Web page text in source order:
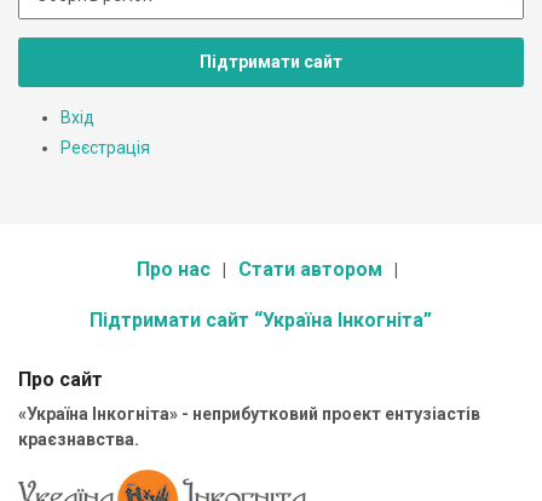
Підтримати сайт
Вхід
Реєстрація
Про нас Стати автором
Підтримати сайт “Україна Інкогніта”
Про сайт
«Україна Інкогніта» - неприбутковий проект ентузіастів
краєзнавства.